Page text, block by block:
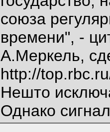
союза
времени", -
А.Меркель,
http://
Нешто
Однако